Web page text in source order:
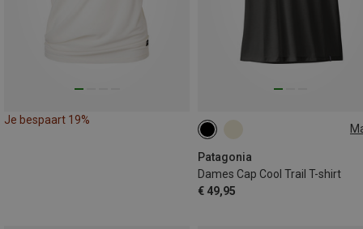
Je bespaart 19%
Patagonia
Dames Cap Cool Trail T-shirt
€ 49,95
XS